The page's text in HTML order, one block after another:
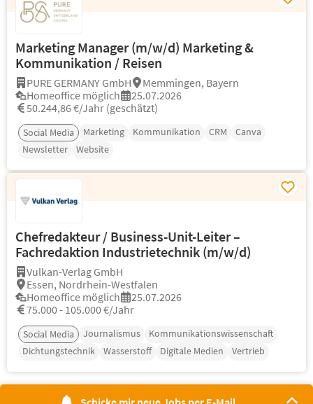
Marketing Manager (m/w/d) Marketing &
Kommunikation / Reisen
PURE GERMANY GmbH
Memmingen, Bayern
Homeoffice möglich
25.07.2026
50.244,86 €/Jahr (geschätzt)
Social Media Marketing Kommunikation CRM
Canva
Newsletter
Website
Chefredakteur / Business-Unit-Leiter –
Fachredaktion Industrietechnik (m/w/d)
Vulkan-Verlag GmbH
Essen, Nordrhein-Westfalen
Homeoffice möglich
25.07.2026
75.000 - 105.000 €/Jahr
Social Media Journalismus
Kommunikationswissenschaft
Dichtungstechnik
Wasserstoff Digitale Medien Vertrieb